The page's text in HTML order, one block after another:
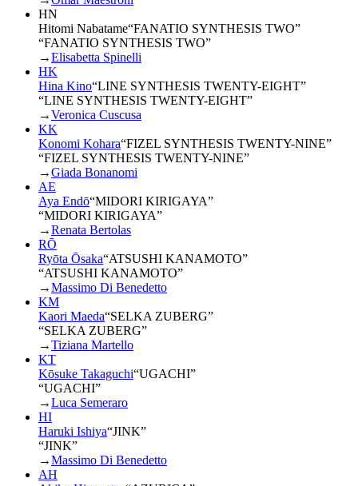
HN
Hitomi Nabatame“FANATIO SYNTHESIS TWO”
“FANATIO SYNTHESIS TWO”
→Elisabetta Spinelli
HK
Hina Kino“LINE SYNTHESIS TWENTY-EIGHT”
“LINE SYNTHESIS TWENTY-EIGHT”
→Veronica Cuscusa
KK
Konomi Kohara“FIZEL SYNTHESIS TWENTY-NINE”
“FIZEL SYNTHESIS TWENTY-NINE”
→Giada Bonanomi
AE
Aya Endō“MIDORI KIRIGAYA”
“MIDORI KIRIGAYA”
→Renata Bertolas
RŌ
Ryōta Ōsaka“ATSUSHI KANAMOTO”
“ATSUSHI KANAMOTO”
→Massimo Di Benedetto
KM
Kaori Maeda“SELKA ZUBERG”
“SELKA ZUBERG”
→Tiziana Martello
KT
Kōsuke Takaguchi“UGACHI”
“UGACHI”
→Luca Semeraro
HI
Haruki Ishiya“JINK”
“JINK”
→Massimo Di Benedetto
AH